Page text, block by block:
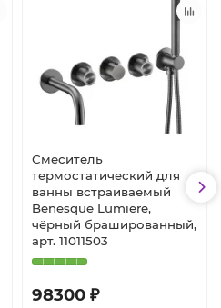
Смеситель
термостатический для
ванны встраиваемый
Benesque Lumiere,
чёрный брашированный,
арт. 11011503
98300 ₽